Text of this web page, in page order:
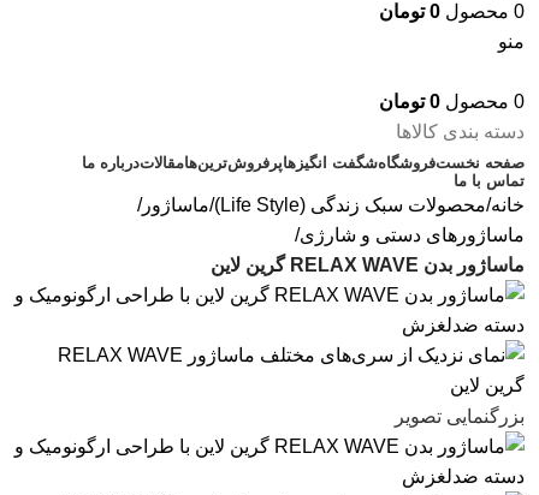
0 محصول 0 تومان
منو
0 محصول 0 تومان
دسته بندی کالاها
صفحه نخستفروشگاهشگفت انگیزهاپرفروش‌ترین‌هامقالاتدرباره ما
تماس با ما
خانه محصولات سبک زندگی (Life Style)
ماساژور
ماساژورهای دستی و شارژی
ماساژور بدن RELAX WAVE گرین لاین
بزرگنمایی تصویر